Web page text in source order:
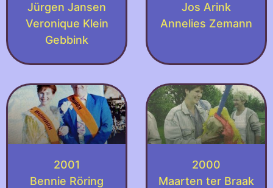
Jürgen Jansen
Veronique Klein
Gebbink
Jos Arink
Annelies Zemann
2001
Bennie Röring
2000
Maarten ter Braak